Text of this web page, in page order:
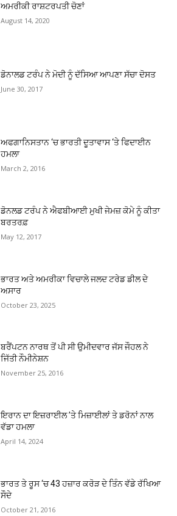
ਅਮਰੀਕੀ ਰਾਸ਼ਟਰਪਤੀ ਚੋਣਾਂ
August 14, 2020
ਡੋਨਾਲਡ ਟਰੰਪ ਨੇ ਮੋਦੀ ਨੂੰ ਦੱਸਿਆ ਆਪਣਾ ਸੱਚਾ ਦੋਸਤ
June 30, 2017
ਅਫਗਾਨਿਸਤਾਨ ‘ਚ ਭਾਰਤੀ ਦੂਤਾਵਾਸ ‘ਤੇ ਫਿਦਾਈਨ
ਹਮਲਾ
March 2, 2016
ਡੋਨਲਡ ਟਰੰਪ ਨੇ ਐਫਬੀਆਈ ਮੁਖੀ ਜੇਮਜ਼ ਕੋਮੇ ਨੂੰ ਕੀਤਾ
ਬਰਤਰਫ਼
May 12, 2017
ਭਾਰਤ ਅਤੇ ਅਮਰੀਕਾ ਵਿਚਾਲੇ ਜਲਦ ਟਰੇਡ ਡੀਲ ਦੇ
ਅਸਾਰ
October 23, 2025
ਬਰੈਂਪਟਨ ਨਾਰਥ ਤੋਂ ਪੀ ਸੀ ਉਮੀਦਵਾਰ ਜੱਸ ਜੌਹਲ ਨੇ
ਜਿੱਤੀ ਨੌਮੀਨੇਸ਼ਨ
November 25, 2016
ਇਰਾਨ ਦਾ ਇਜ਼ਰਾਈਲ ’ਤੇ ਮਿਜ਼ਾਈਲਾਂ ਤੇ ਡਰੋਨਾਂ ਨਾਲ
ਵੱਡਾ ਹਮਲਾ
April 14, 2024
ਭਾਰਤ ਤੇ ਰੂਸ ‘ਚ 43 ਹਜ਼ਾਰ ਕਰੋੜ ਦੇ ਤਿੰਨ ਵੱਡੇ ਰੱਖਿਆ
ਸੌਦੇ
October 21, 2016